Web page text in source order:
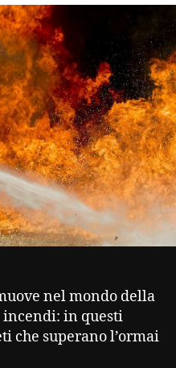
nel mondo della
incendi: in questi
che superano l’ormai